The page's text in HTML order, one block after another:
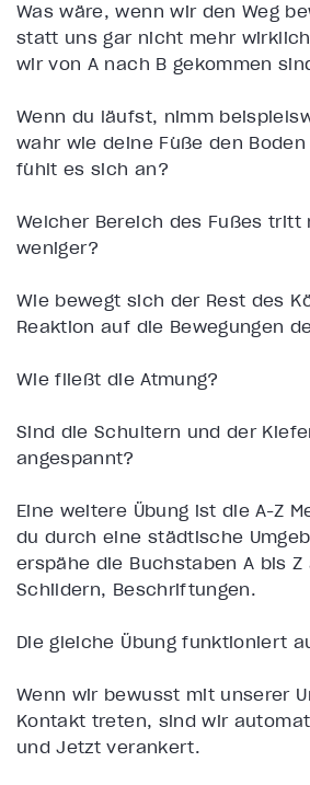
Was wäre, wenn wir den Weg
statt uns gar nicht mehr
wir von A nach B gekommen
Wenn du läufst, nimm
wahr wie deine Füße den
fühlt es sich an?
Welcher Bereich des Fußes
weniger?
Wie bewegt sich der Rest des
Reaktion auf die Bewegungen
Wie fließt die Atmung?
Sind die Schultern und der
angespannt?
Eine weitere Übung ist die A-Z
du durch eine städtische
erspähe die Buchstaben A bis Z
Schildern, Beschriftungen.
Die gleiche Übung funktioniert
Wenn wir bewusst mit unserer
Kontakt treten, sind wir
und Jetzt verankert.